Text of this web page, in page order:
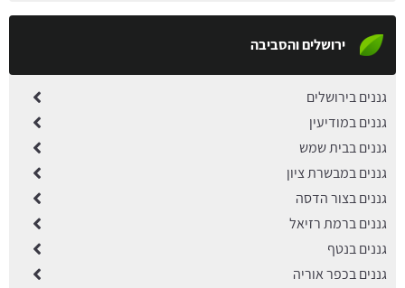
ירושלים והסביבה
גננים בירושלים
גננים במודיעין
גננים בבית שמש
גננים במבשרת ציון
גננים בצור הדסה
גננים ברמת רזיאל
גננים בנטף
גננים בכפר אוריה